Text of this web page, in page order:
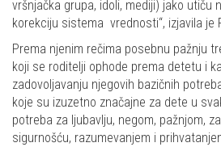
vršnjačka grupa, idoli, mediji) jako utiču
korekciju sistema vrednosti“, izjavila je
Prema njenim rečima posebnu pažnju
koji se roditelji ophode prema detetu i
zadovoljavanju njegovih bazičnih
koje su izuzetno značajne za dete u
potreba za ljubavlju, negom, pažnjom,
sigurnošću, razumevanjem i